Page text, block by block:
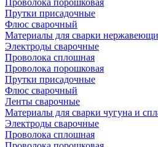
Проволока порошковая
Прутки присадочные
Флюс сварочный
Материалы для сварки
Электроды сварочные
Проволока сплошная
Проволока порошковая
Прутки присадочные
Флюс сварочный
Ленты сварочные
Материалы для сварки чугуна и
Электроды сварочные
Проволока сплошная